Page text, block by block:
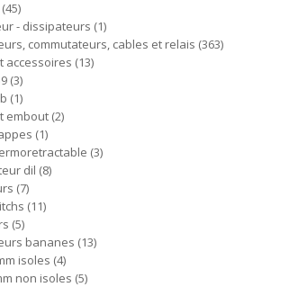
45
- dissipateurs 1
commutateurs, cables et relais 363
accessoires 13
3
1
embout 2
1
3
dil 8
7
11
5
bananes 13
isoles 4
non isoles 5